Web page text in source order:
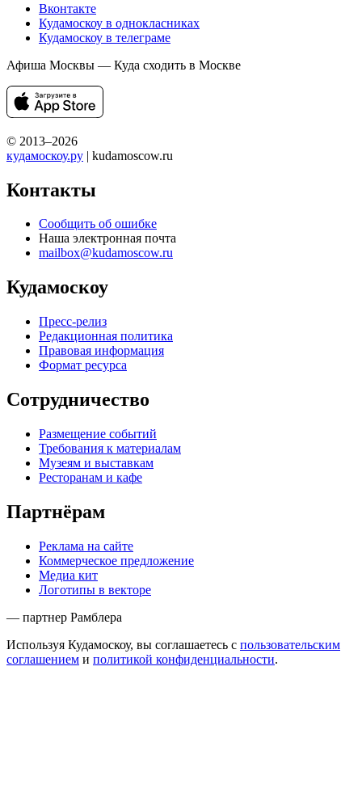
Вконтакте
Кудамоскоу в однокласниках
Кудамоскоу в телеграме
Афиша Москвы — Куда сходить в Москве
© 2013–2026
кудамоскоу.ру | kudamoscow.ru
Контакты
Сообщить об ошибке
Наша электронная почта
mailbox@kudamoscow.ru
Кудамоскоу
Пресс-релиз
Редакционная политика
Правовая информация
Формат ресурса
Сотрудничество
Размещение событий
Требования к материалам
Музеям и выставкам
Ресторанам и кафе
Партнёрам
Реклама на сайте
Коммерческое предложение
Медиа кит
Логотипы в векторе
— партнер Рамблера
Используя Кудамоскоу, вы соглашаетесь с пользовательским
соглашением и политикой конфиденциальности.